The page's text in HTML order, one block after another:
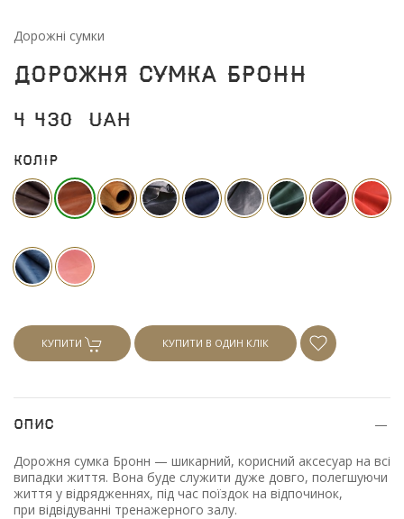
Дорожні сумки
Дорожня сумка Бронн
4 430 UAH
Колір
КУПИТИ КУПИТИ В ОДИН КЛІК
Опис
Дорожня сумка Бронн — шикарний, корисний аксесуар на всі
випадки життя. Вона буде служити дуже довго, полегшуючи
життя у відрядженнях, під час поїздок на відпочинок,
при відвідуванні тренажерного залу.